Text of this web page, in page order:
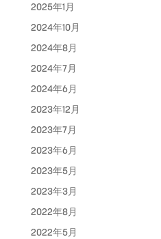
2025年1月
2024年10月
2024年8月
2024年7月
2024年6月
2023年12月
2023年7月
2023年6月
2023年5月
2023年3月
2022年8月
2022年5月